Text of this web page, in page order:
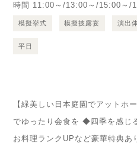
時間 11:00～/13:00～/15:00～/
模擬挙式 模擬披露宴 演出
平日
【緑美しい日本庭園でアットホ
でゆったり会食を ◆四季を感じ
お料理ランクUPなど豪華特典